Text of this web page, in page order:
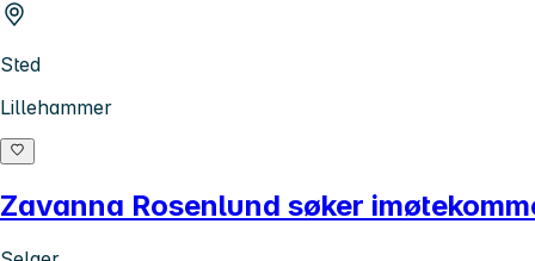
Sted
Lillehammer
Zavanna Rosenlund søker